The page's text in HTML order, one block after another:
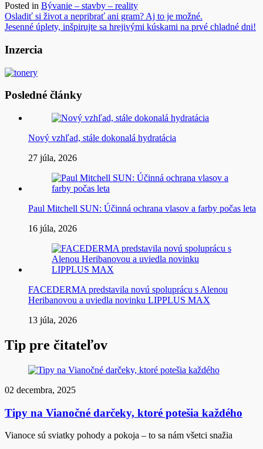
Posted in Bývanie – stavby – reality
Navigácia
v
článku
Osladiť si život a nepribrať ani gram? Aj to je možné.
Jesenné úplety, inšpirujte sa hrejivými kúskami na prvé chladné dni!
Inzercia
Posledné články
Nový vzhľad, stále dokonalá hydratácia
27 júla, 2026
Paul Mitchell SUN: Účinná ochrana vlasov a farby počas leta
16 júla, 2026
FACEDERMA predstavila novú spoluprácu s Alenou
Heribanovou a uviedla novinku LIPPLUS MAX
13 júla, 2026
Tip pre čitateľov
02 decembra, 2025
Tipy na Vianočné darčeky, ktoré potešia každého
Vianoce sú sviatky pohody a pokoja – to sa nám všetci snažia